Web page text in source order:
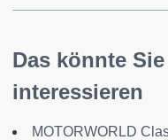
Das könnte
interessieren
MOTORWORLD